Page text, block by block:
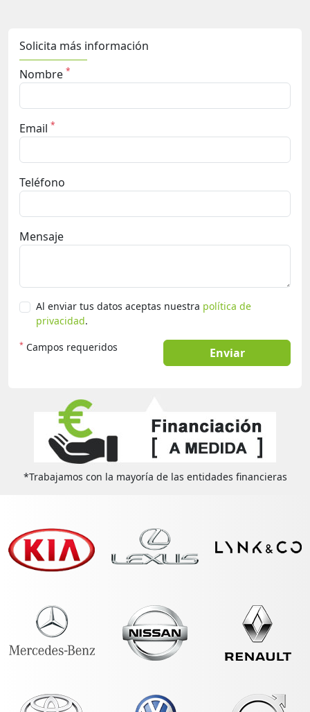
Solicita más información
Nombre *
Email *
Teléfono
Mensaje
Al enviar tus datos aceptas nuestra política de
privacidad.
* Campos requeridos Enviar
*Trabajamos con la mayoría de las entidades financieras